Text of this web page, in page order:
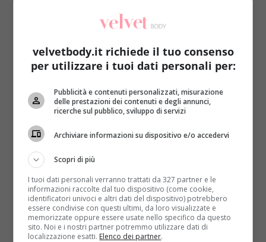
Ricette estive: come preparare gli spiedini di
frutta
Nel periodo estivo avete bisogno di un antipasto o
un aperitivo veloce e fresco da preparare? Perché...
Read More
velvetbody.it richiede il tuo consenso
per utilizzare i tuoi dati personali per:
Pubblicità e contenuti personalizzati, misurazione
delle prestazioni dei contenuti e degli annunci,
ricerche sul pubblico, sviluppo di servizi
Archiviare informazioni su dispositivo e/o accedervi
Scopri di più
I tuoi dati personali verranno trattati da 327 partner e le
informazioni raccolte dal tuo dispositivo (come cookie,
identificatori univoci e altri dati del dispositivo) potrebbero
essere condivise con questi ultimi, da loro visualizzate e
memorizzate oppure essere usate nello specifico da questo
sito. Noi e i nostri partner potremmo utilizzare dati di
localizzazione esatti. Elenco dei partner.